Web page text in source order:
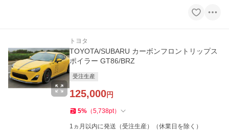
トヨタ
TOYOTA/SUBARU カーボンフロントリップス
ポイラー GT86/BRZ
受注生産
125,000円
5% （5,738pt）
1ヵ月以内に発送（受注生産）（休業日を除く）